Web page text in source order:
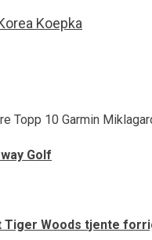
Golf
Tiger Woods tjente